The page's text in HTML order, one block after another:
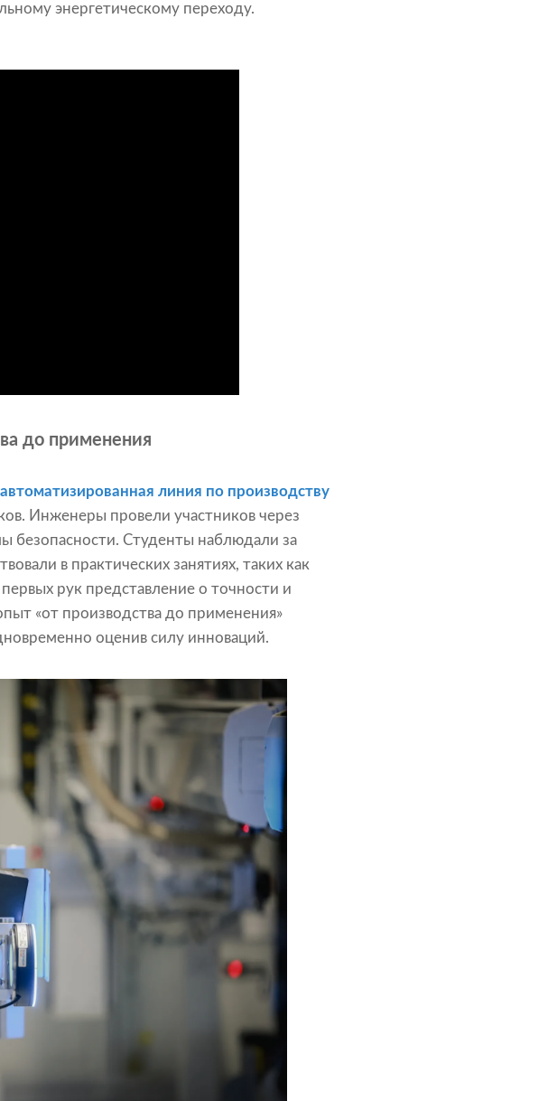
энергетическому переходу.
до применения
автоматизированная линия по производству
Инженеры провели участников через
безопасности. Студенты наблюдали за
в практических занятиях, таких как
рук представление о точности и
«от производства до применения»
оценив силу инноваций.